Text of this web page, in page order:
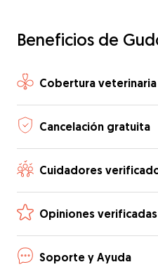
Beneficios de
Cobertura veterinaria
Cancelación gratuita
Cuidadores
Opiniones verificadas
Soporte y Ayuda